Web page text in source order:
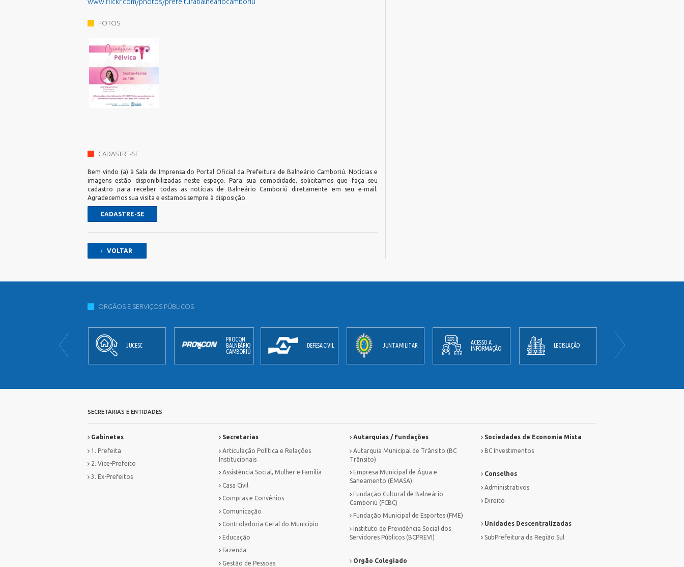
FOTOS
CADASTRE-SE
Bem vindo (a) à Sala de Imprensa do Portal Oficial da Prefeitura de Balneário Camboriú. Notícias e
imagens estão disponibilizadas neste espaço. Para sua comodidade, solicitamos que faça seu
cadastro para receber todas as notícias de Balneário Camboriú diretamente em seu e-mail.
Agradecemos sua visita e estamos sempre à disposição.
CADASTRE-SE
VOLTAR
ORGÃOS E SERVIÇOS PÚBLICOS
JORNAL
OFICIAL
JUCESC
PROCON
BALNEÁRIO
CAMBORIÚ
DEFESA CIVIL JUNTA MILITAR
ACESSO A
INFORMAÇÃO
LEGISLAÇÃO
SECRETARIAS E ENTIDADES
Gabinetes
1. Prefeita
2. Vice-Prefeito
3. Ex-Prefeitos
Secretarias
Articulação Política e Relações
Institucionais
Assistência Social, Mulher e Família
Casa Civil
Compras e Convênios
Comunicação
Controladoria Geral do Município
Educação
Fazenda
Gestão de Pessoas
Autarquias / Fundações
Autarquia Municipal de Trânsito (BC
Trânsito)
Empresa Municipal de Água e
Saneamento (EMASA)
Fundação Cultural de Balneário
Camboriú (FCBC)
Fundação Municipal de Esportes (FME)
Instituto de Previdência Social dos
Servidores Públicos (BCPREVI)
Sociedades de Economia Mista
BC Investimentos
Conselhos
Administrativos
Direito
Unidades Descentralizadas
SubPrefeitura da Região Sul
Orgão Colegiado